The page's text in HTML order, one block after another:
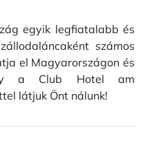
egyik legfiatalabb és
számos
el Magyarországon és
a Club Hotel am
látjuk Önt nálunk!